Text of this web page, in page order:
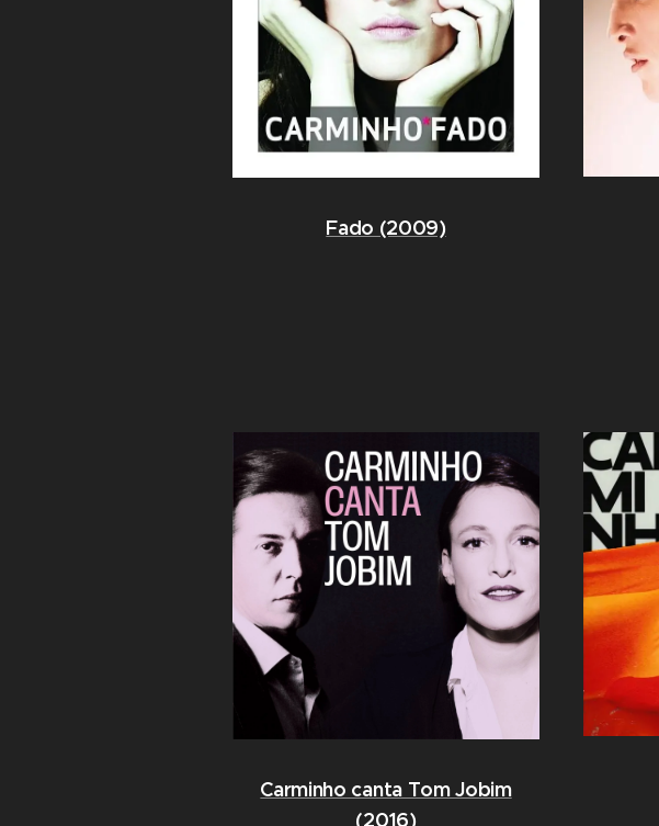
Fado (2009)
Carminho canta Tom Jobim
(2016)